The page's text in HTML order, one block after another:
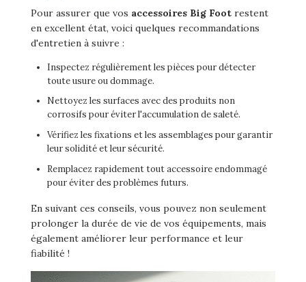
Pour assurer que vos accessoires Big Foot restent
en excellent état, voici quelques recommandations
d'entretien à suivre :
Inspectez régulièrement les pièces pour détecter
toute usure ou dommage.
Nettoyez les surfaces avec des produits non
corrosifs pour éviter l'accumulation de saleté.
Vérifiez les fixations et les assemblages pour garantir
leur solidité et leur sécurité.
Remplacez rapidement tout accessoire endommagé
pour éviter des problèmes futurs.
En suivant ces conseils, vous pouvez non seulement
prolonger la durée de vie de vos équipements, mais
également améliorer leur performance et leur
fiabilité !